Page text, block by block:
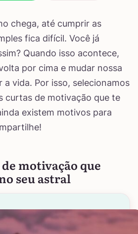
chega, até cumprir as
fica difícil. Você já
Quando isso acontece,
por cima e mudar nossa
vida. Por isso, selecionamos
curtas de motivação que te
existem motivos para
motivação que
seu astral